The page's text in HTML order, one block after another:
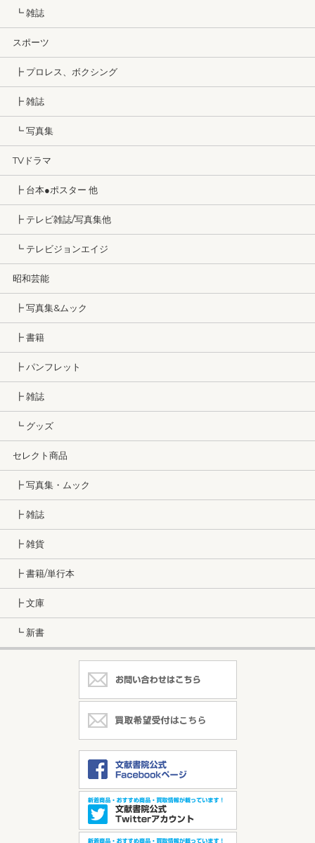
┗ 雑誌
スポーツ
┣ プロレス、ボクシング
┣ 雑誌
┗ 写真集
TVドラマ
┣ 台本●ポスター 他
┣ テレビ雑誌/写真集他
┗ テレビジョンエイジ
昭和芸能
┣ 写真集&ムック
┣ 書籍
┣ パンフレット
┣ 雑誌
┗ グッズ
セレクト商品
┣ 写真集・ムック
┣ 雑誌
┣ 雑貨
┣ 書籍/単行本
┣ 文庫
┗ 新書